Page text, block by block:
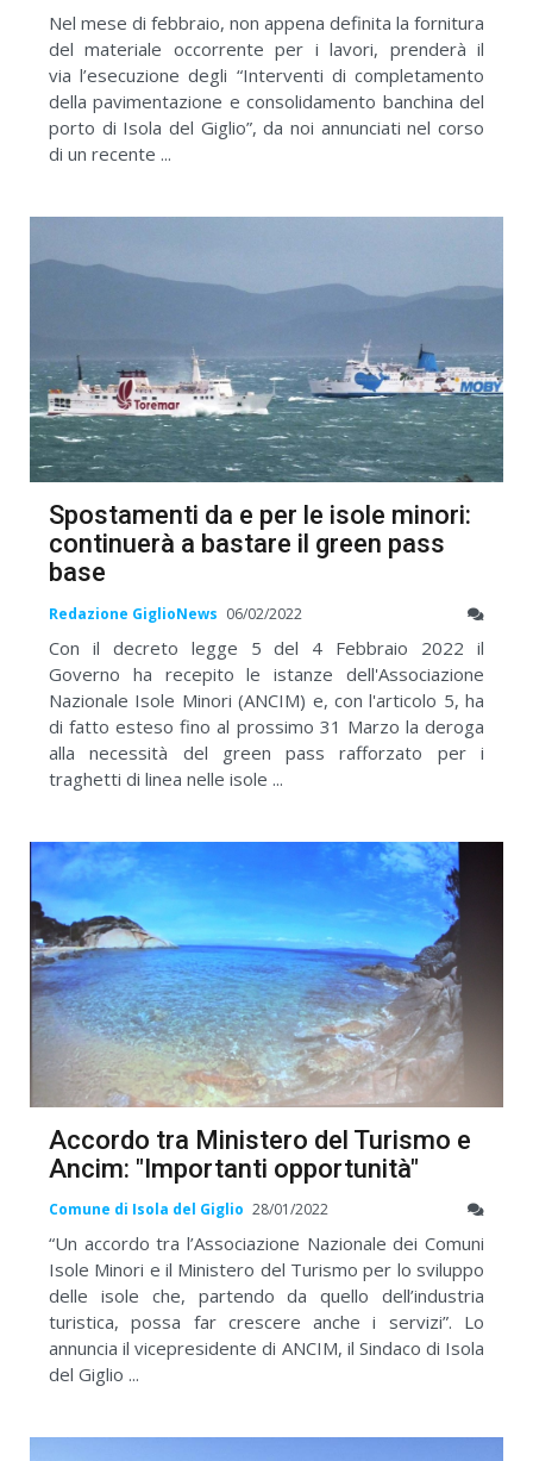
Nel mese di febbraio, non appena definita la fornitura
del materiale occorrente per i lavori, prenderà il
via l’esecuzione degli “Interventi di completamento
della pavimentazione e consolidamento banchina del
porto di Isola del Giglio”, da noi annunciati nel corso
di un recente ...
Spostamenti da e per le isole minori:
continuerà a bastare il green pass
base
Redazione GiglioNews 06/02/2022
Con il decreto legge 5 del 4 Febbraio 2022 il
Governo ha recepito le istanze dell'Associazione
Nazionale Isole Minori (ANCIM) e, con l'articolo 5, ha
di fatto esteso fino al prossimo 31 Marzo la deroga
alla necessità del green pass rafforzato per i
traghetti di linea nelle isole ...
Accordo tra Ministero del Turismo e
Ancim: "Importanti opportunità"
Comune di Isola del Giglio 28/01/2022
“Un accordo tra l’Associazione Nazionale dei Comuni
Isole Minori e il Ministero del Turismo per lo sviluppo
delle isole che, partendo da quello dell’industria
turistica, possa far crescere anche i servizi”. Lo
annuncia il vicepresidente di ANCIM, il Sindaco di Isola
del Giglio ...